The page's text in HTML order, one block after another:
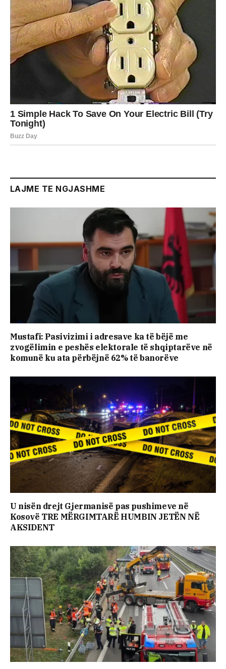
LAJME TE NGJASHME
Mustafi: Pasivizimi i adresave ka të bëjë me
zvogëlimin e peshës elektorale të shqiptarëve në
komunë ku ata përbëjnë 62% të banorëve
U nisën drejt Gjermanisë pas pushimeve në
Kosovë TRE MËRGIMTARË HUMBIN JETËN NË
AKSIDENT